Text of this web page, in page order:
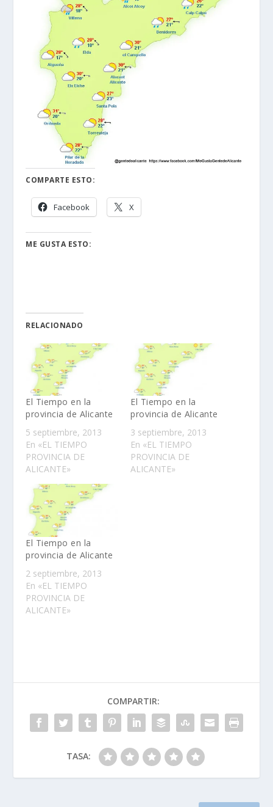
COMPARTE ESTO:
Facebook X
ME GUSTA ESTO:
RELACIONADO
El Tiempo en la
provincia de Alicante
5 septiembre, 2013
En «EL TIEMPO
PROVINCIA DE
ALICANTE»
El Tiempo en la
provincia de Alicante
3 septiembre, 2013
En «EL TIEMPO
PROVINCIA DE
ALICANTE»
El Tiempo en la
provincia de Alicante
2 septiembre, 2013
En «EL TIEMPO
PROVINCIA DE
ALICANTE»
COMPARTIR:
TASA: